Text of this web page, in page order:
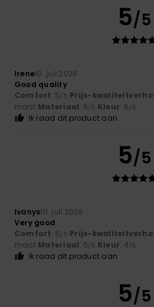
5/5
Irene10. juli 2026
Good quality
Comfort: 5/5 Prijs-
maat Materiaal: 5/5 Kleur: 5/5
Ik raad dit product aan
5/5
Ivanys10. juli 2026
Very good
Comfort: 5/5 Prijs-
maat Materiaal: 5/5 Kleur: 4/5
Ik raad dit product aan
5/5